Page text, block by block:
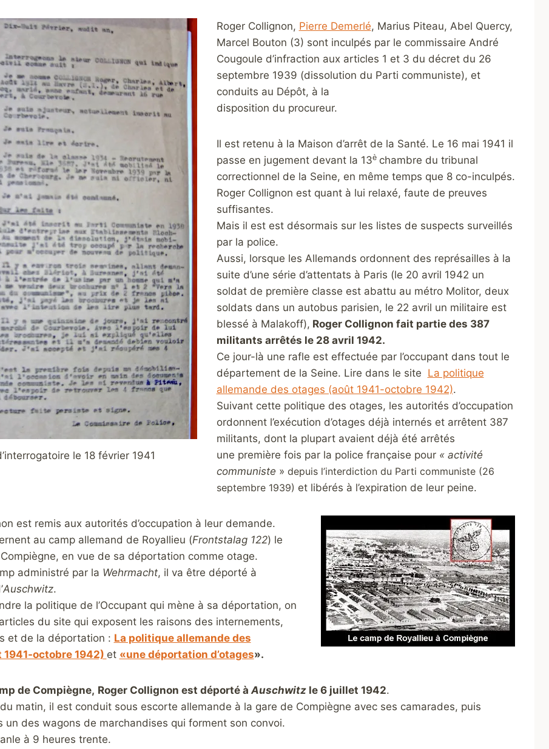
le 18 février 1941
Roger Collignon, Pierre Demerlé, Marius Piteau, Abel Quercy,
Marcel Bouton (3) sont inculpés par le commissaire André
Cougoule d’infraction aux articles 1 et 3 du décret du 26
septembre 1939 (dissolution du Parti communiste), et
conduits au Dépôt, à la
disposition du procureur.
Il est retenu à la Maison d’arrêt de la Santé. Le 16 mai 1941 il
passe en jugement devant la 13è chambre du tribunal
correctionnel de la Seine, en même temps que 8 co-inculpés.
Roger Collignon est quant à lui relaxé, faute de preuves
suffisantes.
Mais il est est désormais sur les listes de suspects surveillés
par la police.
Aussi, lorsque les Allemands ordonnent des représailles à la
suite d’une série d’attentats à Paris (le 20 avril 1942 un
soldat de première classe est abattu au métro Molitor, deux
soldats dans un autobus parisien, le 22 avril un militaire est
blessé à Malakoff), Roger Collignon fait partie des 387
militants arrêtés le 28 avril 1942.
Ce jour-là une rafle est effectuée par l’occupant dans tout le
département de la Seine. Lire dans le site La politique
allemande des otages (août 1941-octobre 1942).
Suivant cette politique des otages, les autorités d’occupation
ordonnent l’exécution d’otages déjà internés et arrêtent 387
militants, dont la plupart avaient déjà été arrêtés
une première fois par la police française pour « activité
communiste » depuis l’interdiction du Parti communiste (26
septembre 1939) et libérés à l’expiration de leur peine.
est remis aux autorités d’occupation à leur demande.
au camp allemand de Royallieu (Frontstalag 122) le
en vue de sa déportation comme otage.
administré par la Wehrmacht, il va être déporté à
Auschwitz.
la politique de l’Occupant qui mène à sa déportation, on
du site qui exposent les raisons des internements,
et de la déportation : La politique allemande des
1941-octobre 1942) et «une déportation d’otages».
de Compiègne, Roger Collignon est déporté àAuschwitzle 6 juillet 1942.
matin, il est conduit sous escorte allemande à la gare de Compiègne avec ses camarades, puis
un des wagons de marchandises qui forment son convoi.
à 9 heures trente.